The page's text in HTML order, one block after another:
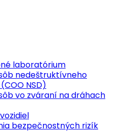
laboratórium
nedeštruktívneho
NSD)
vo zváraní na dráhach
bezpečnostných rizík